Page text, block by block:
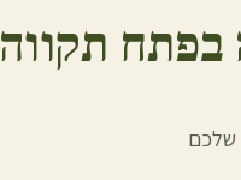
בפתח תקווה
שלכם